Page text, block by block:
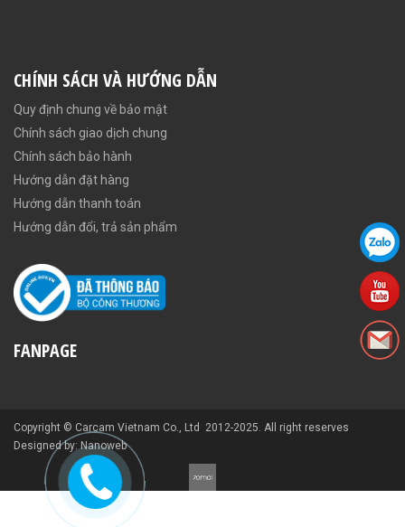
CHÍNH SÁCH VÀ HƯỚNG DẪN
Quy định chung về bảo mật
Chính sách giao dịch chung
Chính sách bảo hành
Hướng dẫn đặt hàng
Hướng dẫn thanh toán
Hướng dẫn đổi, trả sản phẩm
FANPAGE
Copyright © Carcam Vietnam Co., Ltd 2012-2025. All right reserves
Designed by: Nanoweb